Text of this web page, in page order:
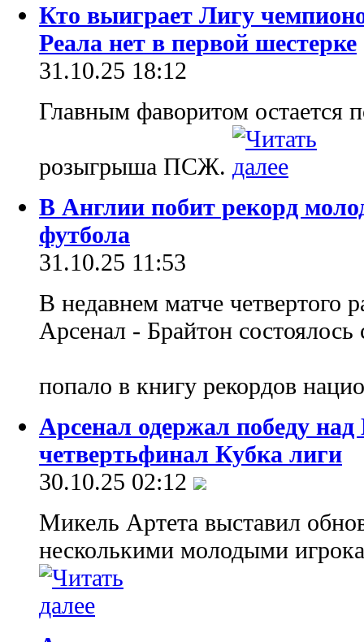
Кто выиграет Лигу
Реала нет в первой шестерке
31.10.25 18:12
Главным фаворитом остается
розыгрыша ПСЖ.
В Англии побит рекорд
футбола
31.10.25 11:53
В недавнем матче четвертого
Арсенал - Брайтон
попало в книгу рекордов
Арсенал одержал победу
четвертьфинал Кубка лиги
30.10.25 02:12
Микель Артета выставил
несколькими молодыми